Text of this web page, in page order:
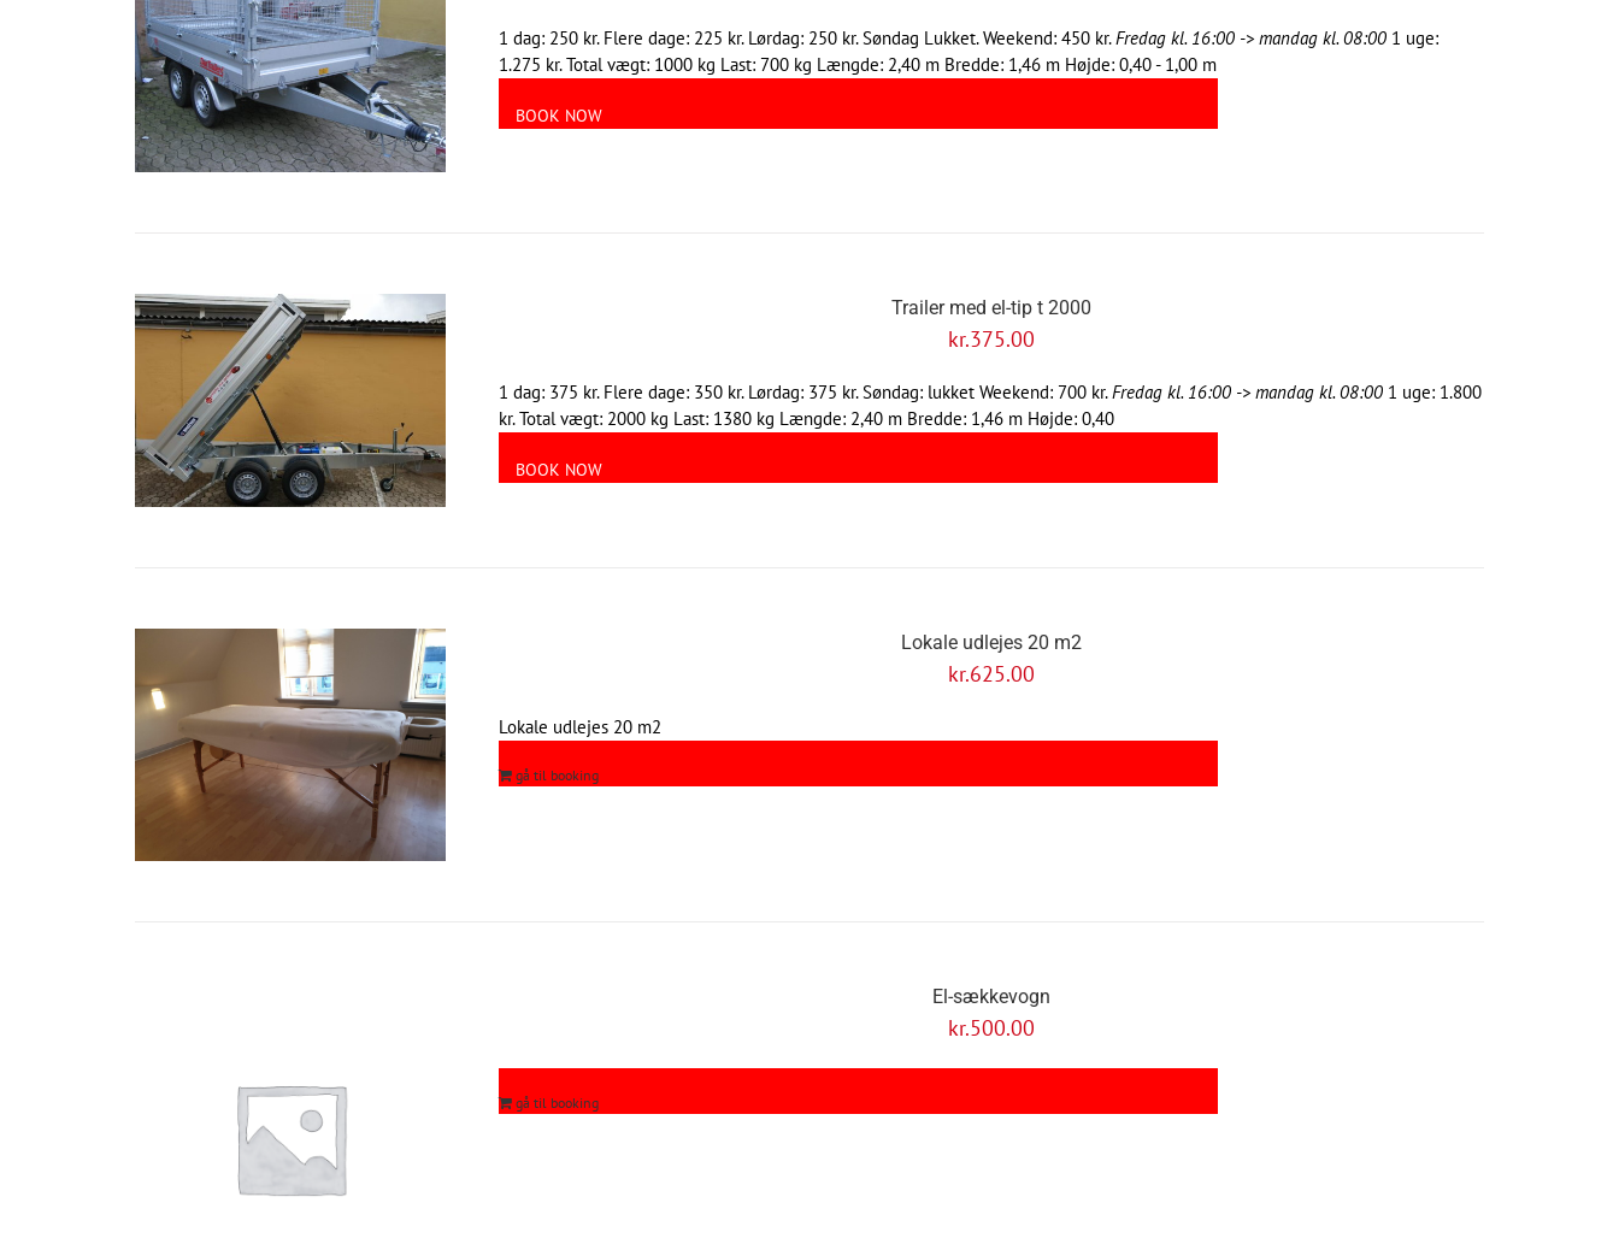
1 dag: 250 kr. Flere dage: 225 kr. Lørdag: 250 kr. Søndag Lukket. Weekend: 450 kr.Fredag kl. 16:00 -> mandag kl. 08:00 1 uge:
1.275 kr. Total vægt: 1000 kg Last: 700 kg Længde: 2,40 m Bredde: 1,46 m Højde: 0,40 - 1,00 m
BOOK NOW
Trailer med el-tip t 2000
kr.375.00
1 dag: 375 kr. Flere dage: 350 kr. Lørdag: 375 kr. Søndag: lukket Weekend: 700 kr.Fredag kl. 16:00 -> mandag kl. 08:00 1 uge: 1.800
kr. Total vægt: 2000 kg Last: 1380 kg Længde: 2,40 m Bredde: 1,46 m Højde: 0,40
BOOK NOW
Lokale udlejes 20 m2
kr.625.00
Lokale udlejes 20 m2
gå til booking
El-sækkevogn
kr.500.00
gå til booking